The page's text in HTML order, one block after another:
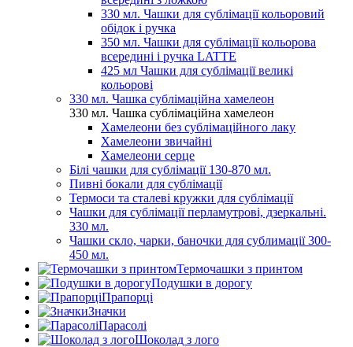
330 мл. Чашки для сублімації кольоровий
обідок і ручка
350 мл. Чашки для сублімації кольорова
всередині і ручка LATTE
425 мл Чашки для сублімації великі
кольорові
330 мл. Чашка сублімаційна хамелеон
330 мл. Чашка сублімаційна хамелеон
Хамелеони без сублімаційного лаку
Хамелеони звичайні
Хамелеони серце
Білі чашки для сублімації 130-870 мл.
Пивні бокали для сублімації
Термоси та сталеві кружки для сублімації
Чашки для сублімації перламутрові, дзеркальні.
330 мл.
Чашки скло, чарки, баночки для сублимації 300-
450 мл.
Термочашки з принтом
Подушки в дорогу
Прапорці
Значки
Парасолі
Шоколад з лого